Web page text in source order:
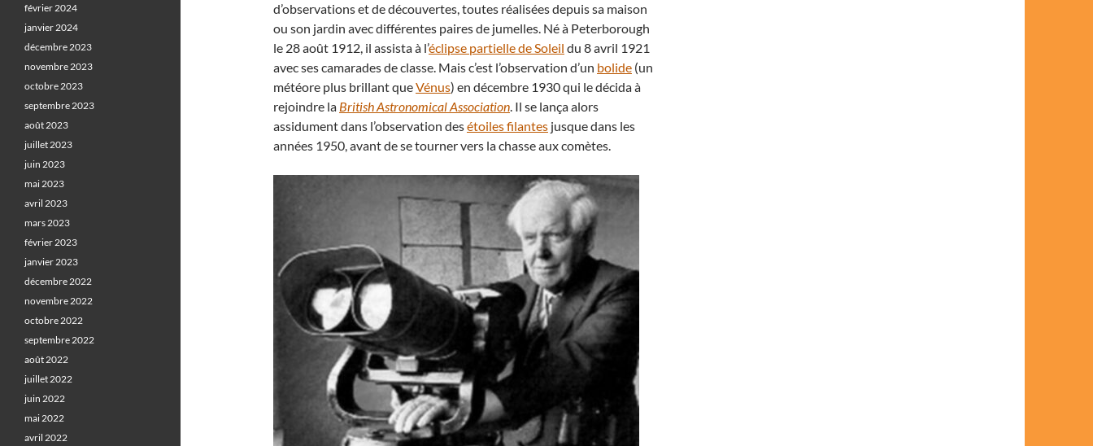
d’observations et de découvertes, toutes réalisées depuis sa maison
ou son jardin avec différentes paires de jumelles. Né à Peterborough
le 28 août 1912, il assista à l’éclipse partielle de Soleil du 8 avril 1921
avec ses camarades de classe. Mais c’est l’observation d’un bolide (un
météore plus brillant queVénus) en décembre 1930 qui le décida à
rejoindre la British Astronomical Association. Il se lança alors
assidument dans l’observation desétoiles filantes jusque dans les
années 1950, avant de se tourner vers la chasse aux comètes.
février 2024
janvier 2024
décembre 2023
novembre 2023
octobre 2023
septembre 2023
août 2023
juillet 2023
juin 2023
mai 2023
avril 2023
mars 2023
février 2023
janvier 2023
décembre 2022
novembre 2022
octobre 2022
septembre 2022
août 2022
juillet 2022
juin 2022
mai 2022
avril 2022